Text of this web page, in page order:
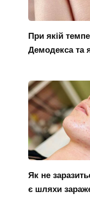
При якій
Демодекса та
Як не
є шляхи